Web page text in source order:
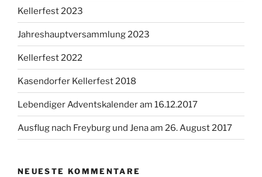
Kellerfest 2023
Jahreshauptversammlung 2023
Kellerfest 2022
Kasendorfer Kellerfest 2018
Lebendiger Adventskalender am 16.12.2017
Ausflug nach Freyburg und Jena am 26. August 2017
NEUESTE KOMMENTARE